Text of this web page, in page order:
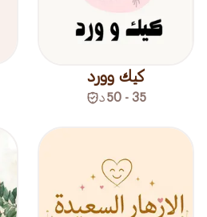
كيك وورد
35 - 50 د